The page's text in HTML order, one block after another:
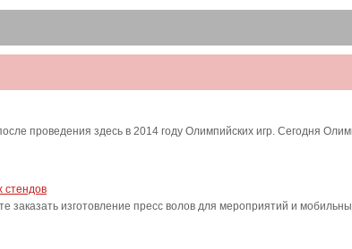
проведения здесь в 2014 году Олимпийских игр. Сегодня
стендов
заказать изготовление пресс волов для мероприятий и